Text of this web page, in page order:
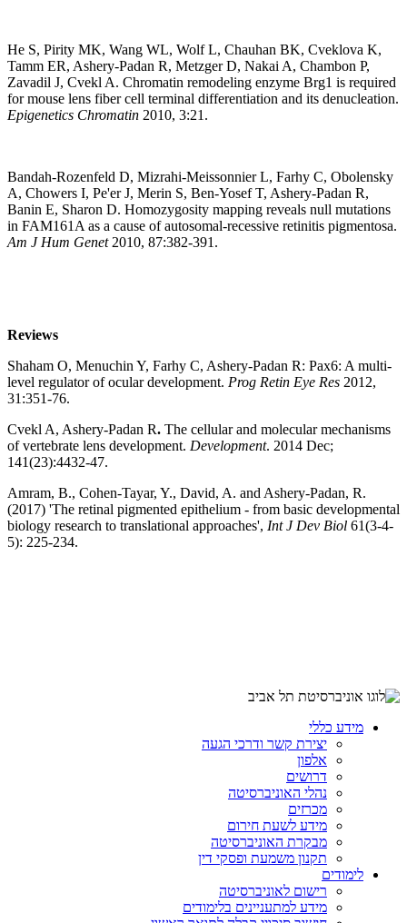
He S, Pirity MK, Wang WL, Wolf L, Chauhan BK, Cveklova K,
Tamm ER, Ashery-Padan R, Metzger D, Nakai A, Chambon P,
Zavadil J, Cvekl A. Chromatin remodeling enzyme Brg1 is required
for mouse lens fiber cell terminal differentiation and its denucleation.
Epigenetics Chromatin 2010, 3:21.
Bandah-Rozenfeld D, Mizrahi-Meissonnier L, Farhy C, Obolensky
A, Chowers I, Pe'er J, Merin S, Ben-Yosef T, Ashery-Padan R,
Banin E, Sharon D. Homozygosity mapping reveals null mutations
in FAM161A as a cause of autosomal-recessive retinitis pigmentosa.
Am J Hum Genet 2010, 87:382-391.
Reviews
Shaham O, Menuchin Y, Farhy C, Ashery-Padan R: Pax6: A multi-
level regulator of ocular development. Prog Retin Eye Res 2012,
31:351-76.
Cvekl A, Ashery-Padan R. The cellular and molecular mechanisms
of vertebrate lens development. Development. 2014 Dec;
141(23):4432-47.
Amram, B., Cohen-Tayar, Y., David, A. and Ashery-Padan, R.
(2017) 'The retinal pigmented epithelium - from basic developmental
biology research to translational approaches', Int J Dev Biol 61(3-4-
5): 225-234.
מידע כללי
יצירת קשר ודרכי הגעה
אלפון
דרושים
נהלי האוניברסיטה
מכרזים
מידע לשעת חירום
מבקרת האוניברסיטה
תקנון משמעת ופסקי דין
לימודים
רישום לאוניברסיטה
מידע למתעניינים בלימודים